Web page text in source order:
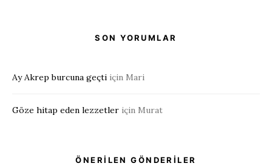
SON YORUMLAR
Ay Akrep burcuna geçti için Mari
Göze hitap eden lezzetler için Murat
ÖNERİLEN GÖNDERİLER